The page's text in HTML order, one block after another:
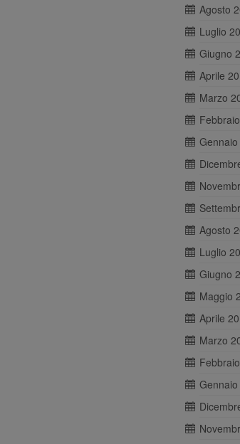
Agosto
Luglio
Giugno
Aprile
Marzo
Agosto
Luglio
Giugno
Maggio
Aprile
Marzo